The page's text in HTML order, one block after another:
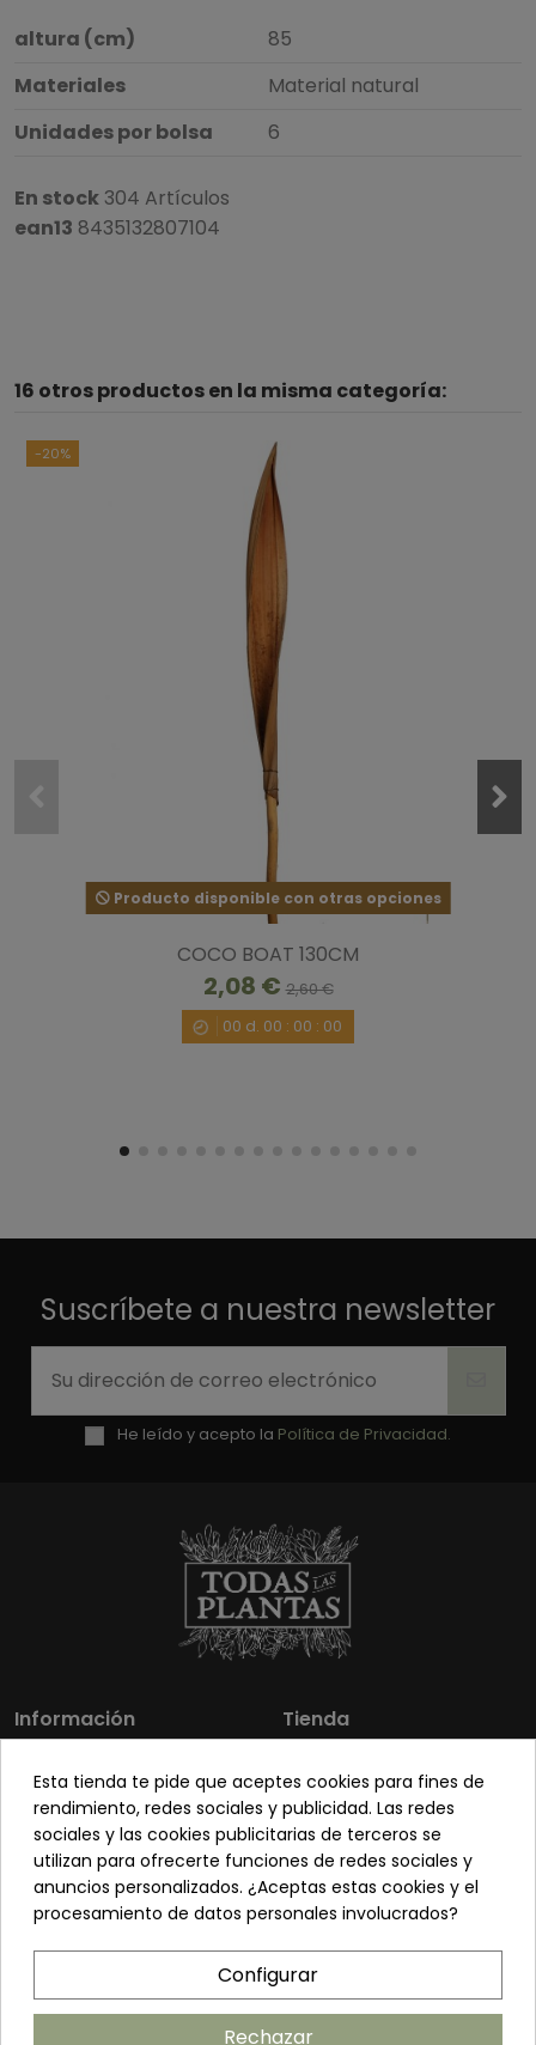
altura (cm)
85
Materiales
Material natural
Unidades por bolsa
6
En stock 304 Artículos
ean13 8435132807104
Basado en1 opiniones
Muy bien imitada y con mucho realismo
Opinión del 27/3/2024 , tras una experiencia del11/3/2024
1
16 otros productos en la misma categoría:
-20%
Producto disponible con otras opciones
COCO BOAT 130CM
2,08 €2,60 €
00 d. 00 : 00 : 00
Suscríbete a nuestra newsletter
He leído y acepto la Política de Privacidad.
Información
Los más vendidos
Sobre nosotros
Pon tu planta guapa
Preguntas frecuentes
Tienda
Mi cuenta
Contacto
Envíos y Devoluciones
Venta a profesionales
Términos y condiciones
Esta tienda te pide que aceptes cookies para fines de
rendimiento, redes sociales y publicidad. Las redes
sociales y las cookies publicitarias de terceros se
utilizan para ofrecerte funciones de redes sociales y
anuncios personalizados. ¿Aceptas estas cookies y el
procesamiento de datos personales involucrados?
Configurar
Rechazar